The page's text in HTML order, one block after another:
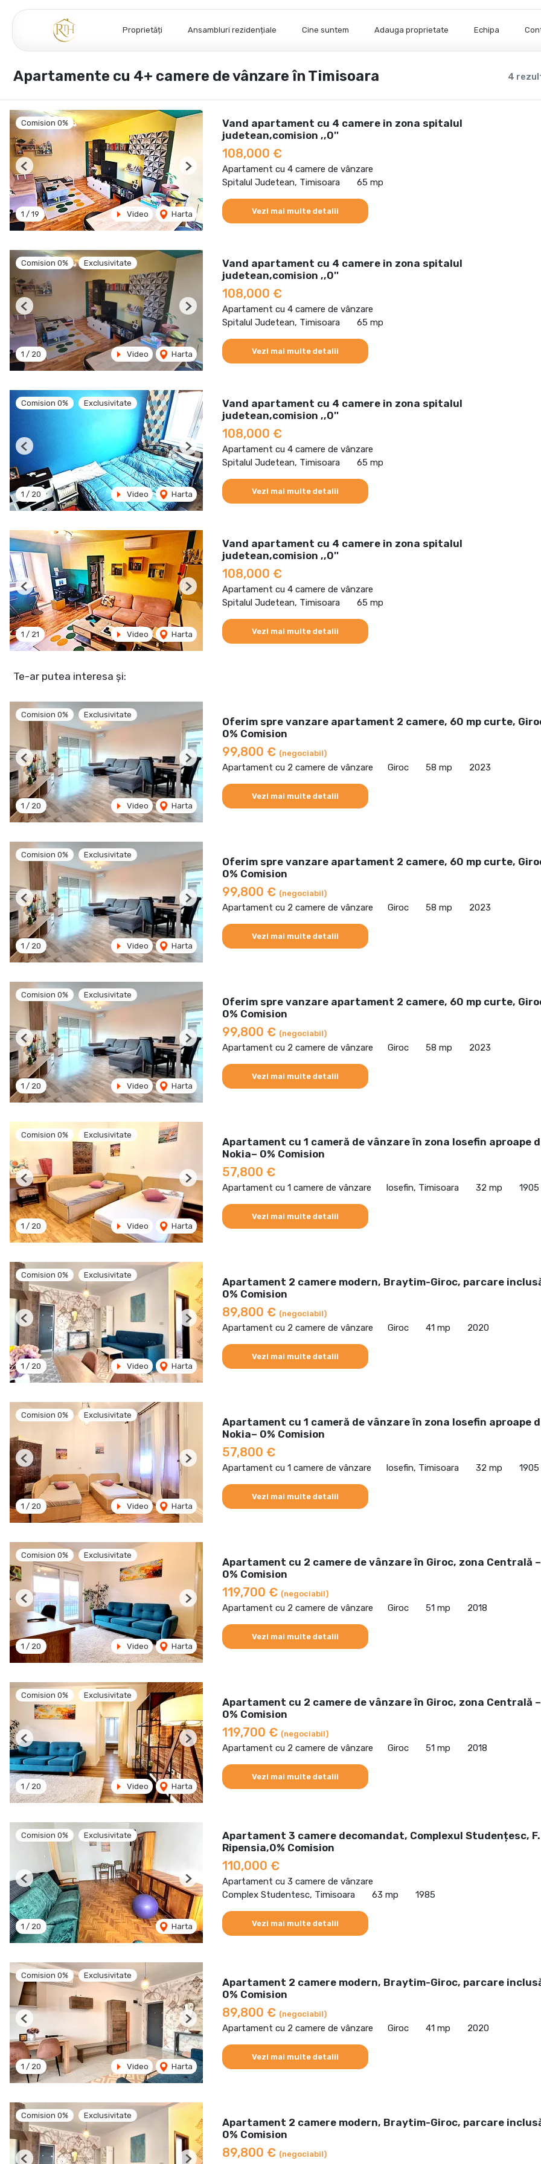
Proprietăți Ansambluri rezidențiale Cine suntem Adauga proprietate Echipa
4
Apartamente cu 4+ camere de vânzare în Timisoara
Comision 0%
1 / 19 Video Harta
Previous Next
Vand apartament cu 4 camere in zona spitalul
judetean,comision ,,0''
108,000 €
Apartament cu 4 camere de vânzare
Spitalul Judetean, Timisoara
65 mp
Vezi mai multe detalii
Comision 0% Exclusivitate
1 / 20 Video Harta
Previous Next
Vand apartament cu 4 camere in zona spitalul
judetean,comision ,,0''
108,000 €
Apartament cu 4 camere de vânzare
Spitalul Judetean, Timisoara
65 mp
Vezi mai multe detalii
Comision 0% Exclusivitate
1 / 20 Video Harta
Previous Next
Vand apartament cu 4 camere in zona spitalul
judetean,comision ,,0''
108,000 €
Apartament cu 4 camere de vânzare
Spitalul Judetean, Timisoara
65 mp
Vezi mai multe detalii
1 / 21 Video Harta
Previous Next
Vand apartament cu 4 camere in zona spitalul
judetean,comision ,,0''
108,000 €
Apartament cu 4 camere de vânzare
Spitalul Judetean, Timisoara
65 mp
Vezi mai multe detalii
Te-ar putea interesa și:
Comision 0% Exclusivitate
1 / 20 Video Harta
Previous Next
Oferim spre vanzare apartament 2 camere, 60 mp curte,
0% Comision
99,800 € (negociabil)
Apartament cu 2 camere de vânzare Giroc 58 mp 2023
Vezi mai multe detalii
Comision 0% Exclusivitate
1 / 20 Video Harta
Previous Next
Oferim spre vanzare apartament 2 camere, 60 mp curte,
0% Comision
99,800 € (negociabil)
Apartament cu 2 camere de vânzare Giroc 58 mp 2023
Vezi mai multe detalii
Comision 0% Exclusivitate
1 / 20 Video Harta
Previous Next
Oferim spre vanzare apartament 2 camere, 60 mp curte,
0% Comision
99,800 € (negociabil)
Apartament cu 2 camere de vânzare Giroc 58 mp 2023
Vezi mai multe detalii
Comision 0% Exclusivitate
1 / 20 Video Harta
Previous Next
Apartament cu 1 cameră de vânzare în zona Iosefin aproape
Nokia– 0% Comision
57,800 €
Apartament cu 1 camere de vânzare Iosefin, Timisoara 32 mp 1905
Vezi mai multe detalii
Comision 0% Exclusivitate
1 / 20 Video Harta
Previous Next
Apartament 2 camere modern, Braytim-Giroc, parcare
0% Comision
89,800 € (negociabil)
Apartament cu 2 camere de vânzare Giroc 41 mp 2020
Vezi mai multe detalii
Comision 0% Exclusivitate
1 / 20 Video Harta
Previous Next
Apartament cu 1 cameră de vânzare în zona Iosefin aproape
Nokia– 0% Comision
57,800 €
Apartament cu 1 camere de vânzare Iosefin, Timisoara 32 mp 1905
Vezi mai multe detalii
Comision 0% Exclusivitate
1 / 20 Video Harta
Previous Next
Apartament cu 2 camere de vânzare în Giroc, zona Centrală –
0% Comision
119,700 € (negociabil)
Apartament cu 2 camere de vânzare Giroc 51 mp 2018
Vezi mai multe detalii
Comision 0% Exclusivitate
1 / 20 Video Harta
Previous Next
Apartament cu 2 camere de vânzare în Giroc, zona Centrală –
0% Comision
119,700 € (negociabil)
Apartament cu 2 camere de vânzare Giroc 51 mp 2018
Vezi mai multe detalii
Comision 0% Exclusivitate
1 / 20 Harta
Previous Next
Apartament 3 camere decomandat, Complexul Studențesc,
Ripensia,0% Comision
110,000 €
Apartament cu 3 camere de vânzare
Complex Studentesc, Timisoara
63 mp 1985
Vezi mai multe detalii
Comision 0% Exclusivitate
1 / 20 Video Harta
Previous Next
Apartament 2 camere modern, Braytim-Giroc, parcare
0% Comision
89,800 € (negociabil)
Apartament cu 2 camere de vânzare Giroc 41 mp 2020
Vezi mai multe detalii
Comision 0% Exclusivitate
Apartament 2 camere modern, Braytim-Giroc, parcare
0% Comision
89,800 € (negociabil)